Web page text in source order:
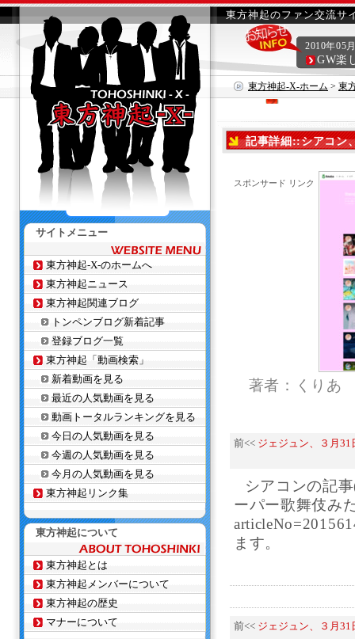
東方神起のファン交流サ
東方神起-X-ホーム > 東
2010年05
GW楽
記事詳細::シアコン
スポンサード リンク
著者：くりあ
前<< ジェジュン、３月31
シアコンの記
ーパー歌舞伎み
ます。
前<< ジェジュン、３月31
サイトメニュー
東方神起-X-のホームへ
東方神起ニュース
東方神起関連ブログ
トンペンブログ新着記事
登録ブログ一覧
東方神起「動画検索」
新着動画を見る
最近の人気動画を見る
動画トータルランキングを見る
今日の人気動画を見る
今週の人気動画を見る
今月の人気動画を見る
東方神起リンク集
東方神起について
東方神起とは
東方神起メンバーについて
東方神起の歴史
マナーについて